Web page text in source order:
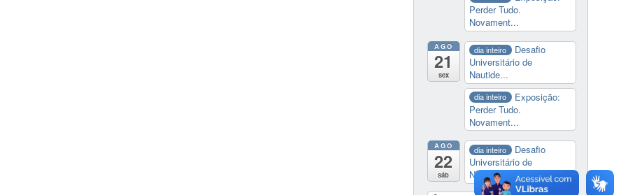
Perder Tudo.
Novament...
AGO
21
sex
dia inteiro
Desafio
Universitário de
Nautide...
dia inteiro
Exposição:
Perder Tudo.
Novament...
AGO
22
sáb
dia inteiro
Desafio
Universitário de
Nautide...